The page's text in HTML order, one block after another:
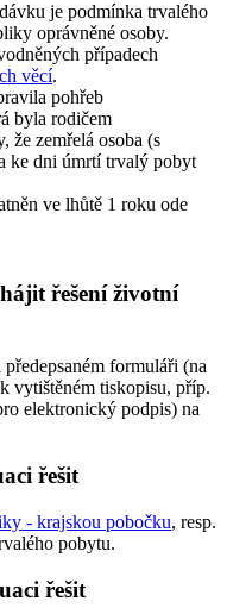
je podmínka trvalého
oprávněné osoby.
případech
věcí.
pohřeb
byla rodičem
že zemřelá osoba (s
ke dni úmrtí trvalý pobyt
ve lhůtě 1 roku ode
řešení životní
formuláři (na
vytištěném tiskopisu, příp.
elektronický podpis) na
řešit
- krajskou pobočku, resp.
pobytu.
řešit